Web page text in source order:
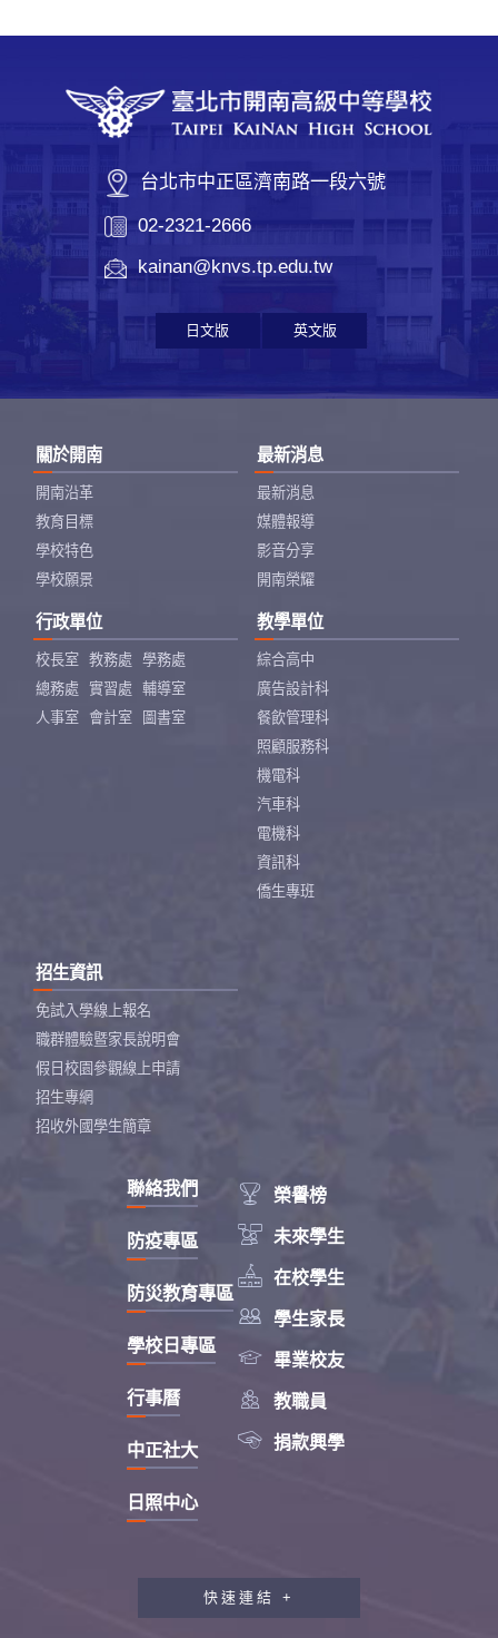
台北市中正區濟南路一段六號
02-2321-2666
kainan@knvs.tp.edu.tw
日文版 英文版
關於開南
開南沿革
教育目標
學校特色
學校願景
最新消息
最新消息
媒體報導
影音分享
開南榮耀
行政單位
校長室 教務處
學務處
總務處
實習處
輔導室
人事室
會計室 圖書室
教學單位
綜合高中
廣告設計科
餐飲管理科
照顧服務科
機電科
汽車科
電機科
資訊科
僑生專班
招生資訊
免試入學線上報名
職群體驗暨家長說明會
假日校園參觀線上申請
招生專網
招收外國學生簡章
 榮譽榜
 未來學生
 在校學生
 學生家長
 畢業校友
 教職員
 捐款興學
聯絡我們
防疫專區
防災教育專區
學校日專區
行事曆
中正社大
日照中心
快速連結 +
教職員工研習專區